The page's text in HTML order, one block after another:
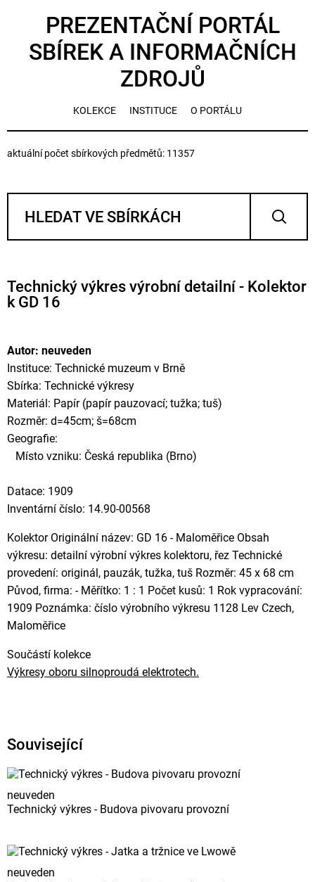
PREZENTAČNÍ PORTÁL
SBÍREK A INFORMAČNÍCH
ZDROJŮ
KOLEKCE INSTITUCE O PORTÁLU
aktuální počet sbírkových předmětů: 11357
Technický výkres výrobní detailní - Kolektor
k GD 16
Autor: neuveden
Instituce: Technické muzeum v Brně
Sbírka: Technické výkresy
Materiál: Papír (papír pauzovací; tužka; tuš)
Rozměr: d=45cm; š=68cm
Geografie:
Místo vzniku: Česká republika (Brno)
Datace: 1909
Inventární číslo: 14.90-00568
Kolektor Originální název: GD 16 - Maloměřice Obsah
výkresu: detailní výrobní výkres kolektoru, řez Technické
provedení: originál, pauzák, tužka, tuš Rozměr: 45 x 68 cm
Původ, firma: - Měřítko: 1 : 1 Počet kusů: 1 Rok vypracování:
1909 Poznámka: číslo výrobního výkresu 1128 Lev Czech,
Maloměřice
Součástí kolekce
Výkresy oboru silnoproudá elektrotech.
Související
neuveden
Technický výkres - Budova pivovaru provozní
neuveden